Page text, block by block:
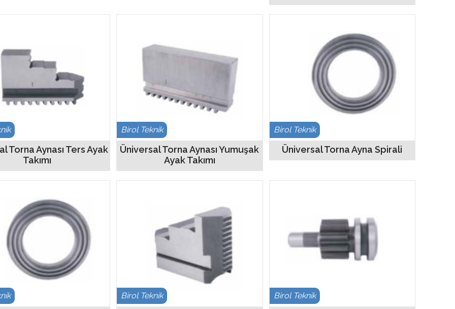
Torna Aynası Ters Ayak
Takımı
Birol Teknik
Üniversal Torna Aynası Yumuşak
Ayak Takımı
Birol Teknik
Üniversal Torna Ayna Spirali
Birol Teknik Birol Teknik